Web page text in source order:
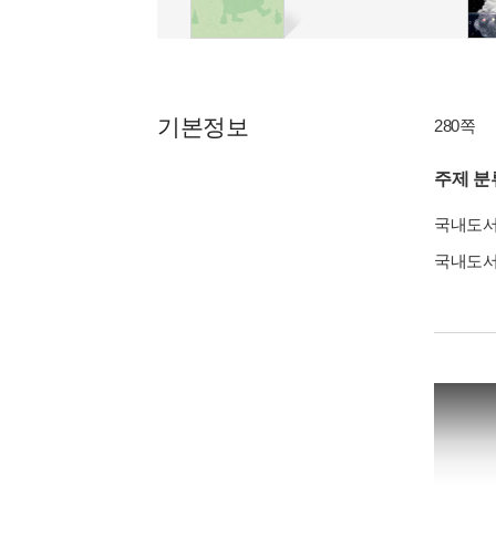
기본정보 280쪽
주제 분
국내도
국내도